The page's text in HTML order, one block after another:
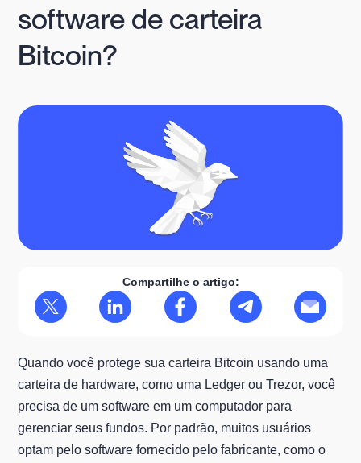
software de carteira
Bitcoin?
Compartilhe o artigo:
Quando você protege sua carteira Bitcoin usando uma
carteira de hardware, como uma Ledger ou Trezor, você
precisa de um software em um computador para
gerenciar seus fundos. Por padrão, muitos usuários
optam pelo software fornecido pelo fabricante, como o